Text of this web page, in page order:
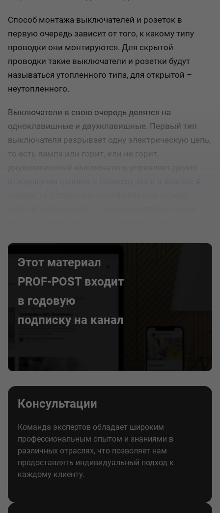
Способ монтажа выключателей и розеток в
первую очередь зависит от того, к какому типу
проводки они монтируются. Для скрытой
проводки такие выключатели и розетки будут
называться утопленного типа, для открытой –
неутопленного.
Выключатели в свою очередь делятся на
одноклавишные и двухклавишные. Первый тип
выключателя разрывает одну электрическую цепь,
то есть лампа или горит, или не горит,
Этот материал
PROF-POST входит
в годовую
подписку на канал
Консультации
Команда экспертов обладает широким
профессиональным опытом и знаниями в
различных отраслях, что позволяет нам
предоставлять индивидуальный подход к
каждому клиенту.